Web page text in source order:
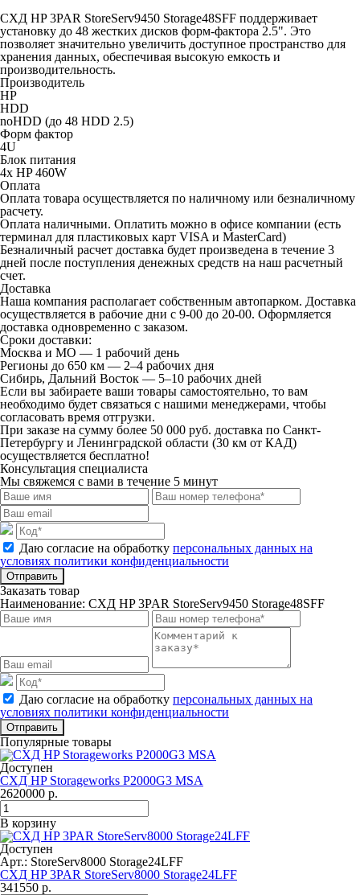
СХД HP 3PAR StoreServ9450 Storage48SFF поддерживает
установку до 48 жестких дисков форм-фактора 2.5". Это
позволяет значительно увеличить доступное пространство для
хранения данных, обеспечивая высокую емкость и
производительность.
Производитель
HP
HDD
noHDD (до 48 HDD 2.5)
Форм фактор
4U
Блок питания
4x HP 460W
Оплата
Оплата товара осуществляется по наличному или безналичному
расчету.
Оплата наличными. Оплатить можно в офисе компании (есть
терминал для пластиковых карт VISA и MasterCard)
Безналичный расчет доставка будет произведена в течение 3
дней после поступления денежных средств на наш расчетный
счет.
Доставка
Наша компания располагает собственным автопарком. Доставка
осуществляется в рабочие дни с 9-00 до 20-00. Оформляется
доставка одновременно с заказом.
Сроки доставки:
Москва и МО — 1 рабочий день
Регионы до 650 км — 2–4 рабочих дня
Сибирь, Дальний Восток — 5–10 рабочих дней
Если вы забираете ваши товары самостоятельно, то вам
необходимо будет связаться с нашими менеджерами, чтобы
согласовать время отгрузки.
При заказе на сумму более 50 000 руб. доставка по Санкт-
Петербургу и Ленинградской области (30 км от КАД)
осуществляется бесплатно!
Консультация специалиста
Мы свяжемся с вами в течение 5 минут
Даю согласие на обработку персональных данных на
условиях политики конфиденциальности
Отправить
Заказать товар
Наименование: СХД HP 3PAR StoreServ9450 Storage48SFF
Даю согласие на обработку персональных данных на
условиях политики конфиденциальности
Отправить
Популярные товары
Доступен
СХД HP Storageworks P2000G3 MSA
2620000 р.
В корзину
Доступен
Арт.: StoreServ8000 Storage24LFF
СХД HP 3PAR StoreServ8000 Storage24LFF
341550 р.